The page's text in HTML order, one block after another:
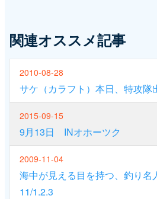
関連オススメ記事
2010-08-28
サケ（カラフト）本日、特攻隊
2015-09-15
9月13日 INオホーツク
2009-11-04
海中が見える目を持つ、釣り名
11/1.2.3